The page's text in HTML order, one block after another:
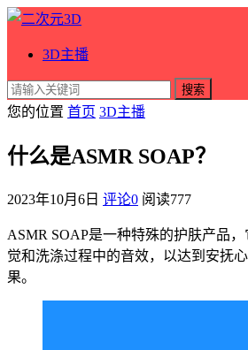
3D主播
搜索
您的位置 首页 3D主播
什么是ASMR SOAP？
2023年10月6日 评论0 阅读777
ASMR SOAP是一种特殊的护肤产品
觉和洗涤过程中的音效，以达到安抚
果。